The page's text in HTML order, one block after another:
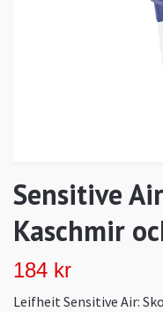
Sensitive
Kaschmir
184 kr
Leifheit Sensitive Air: